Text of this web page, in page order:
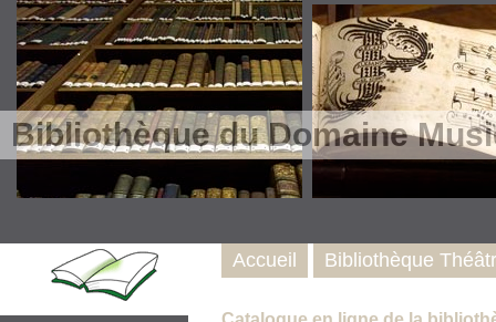
Bibliothèque du Domaine
Accueil Bibliothèque